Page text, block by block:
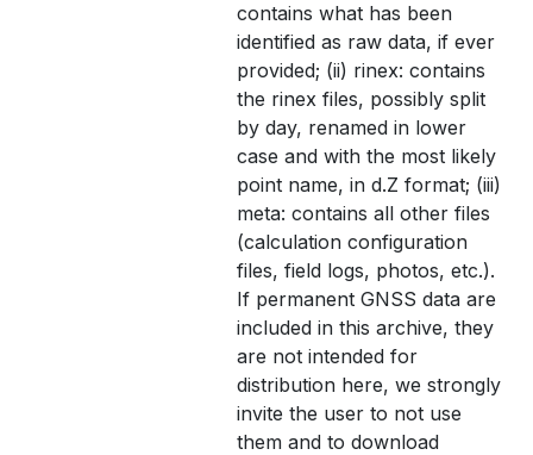
contains what has been
identified as raw data, if ever
provided; (ii) rinex: contains
the rinex files, possibly split
by day, renamed in lower
case and with the most likely
point name, in d.Z format; (iii)
meta: contains all other files
(calculation configuration
files, field logs, photos, etc.).
If permanent GNSS data are
included in this archive, they
are not intended for
distribution here, we strongly
invite the user to not use
them and to download